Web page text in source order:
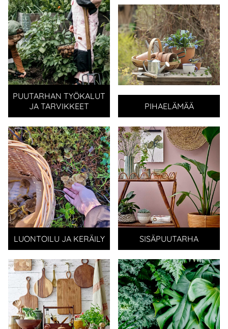
PUUTARHAN TYÖKALUT
JA TARVIKKEET
PIHAELÄMÄÄ
LUONTOILU JA KERÄILY SISÄPUUTARHA